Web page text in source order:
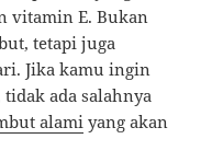
vitamin E. Bukan
tetapi juga
Jika kamu ingin
ada salahnya
alami yang akan